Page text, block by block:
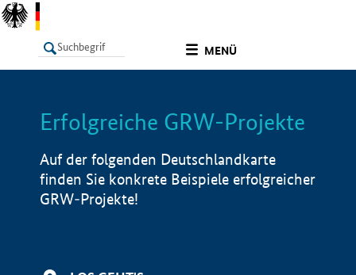
MENÜ
LISTE Info
Erfolgreiche GRW-Projekte
Auf der folgenden Deutschlandkarte
finden Sie konkrete Beispiele erfolgreicher
GRW-Projekte!